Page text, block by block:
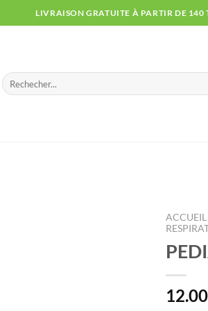
LIVRAISON GRATUITE À PARTIR DE 140
Recherche
pour :
ACCUEIL